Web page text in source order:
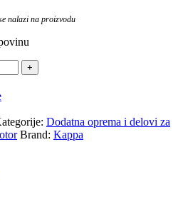
nalazi na proizvodu
Dodatna oprema i delovi za
Brand: Kappa